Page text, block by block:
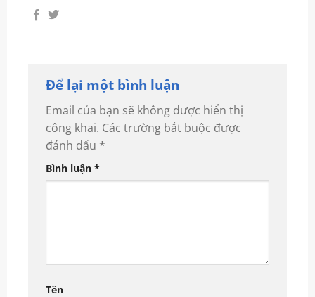
Để lại một bình luận
Email của bạn sẽ không được hiển thị
công khai. Các trường bắt buộc được
đánh dấu *
Bình luận *
Tên